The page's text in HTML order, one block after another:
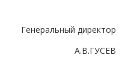
Генеральный директор
А.В.ГУСЕВ